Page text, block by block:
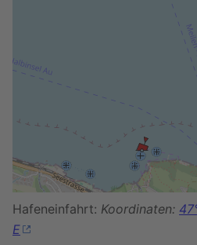
Hafeneinfahrt: Koordinaten:
E